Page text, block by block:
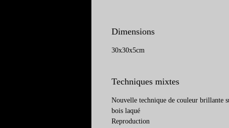
Dimensions
30x30x5cm
Techniques mixtes
Nouvelle technique de couleur brillante
bois laqué
Reproduction